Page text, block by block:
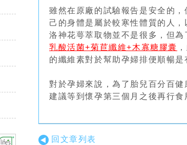
雖然在原廠的試驗報告是安全的
己的身體是屬於較寒性體質的人
洛神花萼萃取物並不是很多，但
乳酸活菌+菊苣纖維+木寡糖膠囊
的纖維素對於幫助孕婦排便順暢
對於孕婦來說，為了胎兒百分百
建議等到懷孕第三個月之後再行食
回文章列表